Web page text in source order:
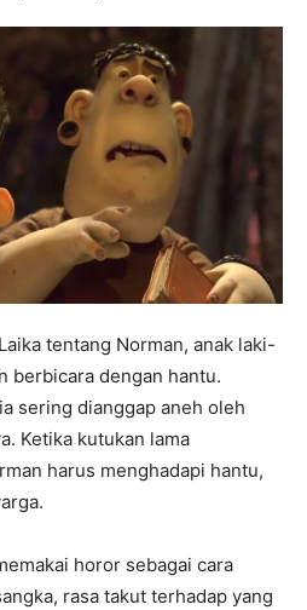
tentang Norman, anak laki-
berbicara dengan hantu.
sering dianggap aneh oleh
Ketika kutukan lama
harus menghadapi hantu,
horor sebagai cara
rasa takut terhadap yang